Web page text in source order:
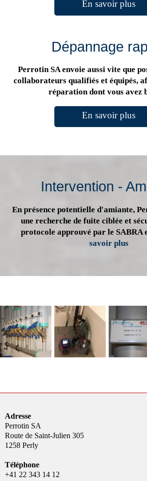
En savoir plus
Dépannage
Perrotin SA envoie aussi vite que
collaborateurs qualifiés et équipés,
réparation dont vous avez
En savoir plus
Intervention -
En présence potentielle d'amiante,
une recherche de fuite ciblée et
protocole approuvé par le SABRA
savoir plus
Adresse
Perrotin SA
Route de Saint-Julien 305
1258 Perly
Téléphone
+41 22 343 14 12